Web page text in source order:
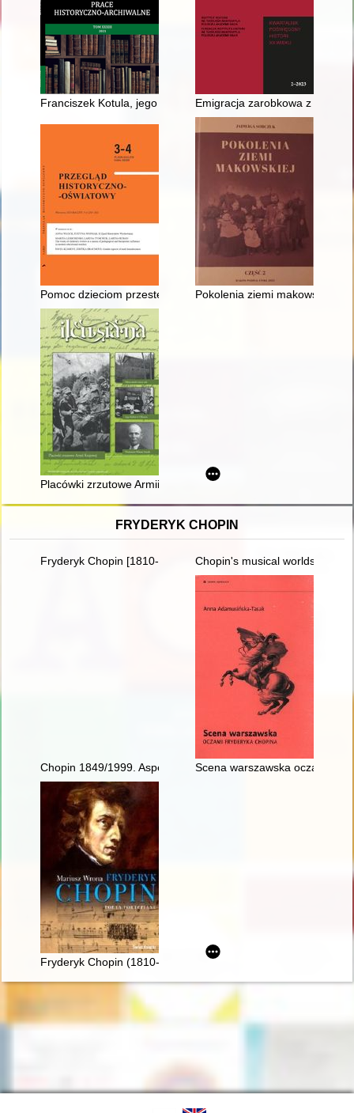
Franciszek Kotula, jego ród i rodzinaEmigracja zarobkowa z Galicji
Pomoc dzieciom przestępnym w II Rzeczypospolitej -
Pokolenia ziemi makowskiej.
Placówki zrzutowe Armii Krajowej na ziemi olkuskiej
FRYDERYK CHOPIN
Fryderyk Chopin [1810-1849] Chopin's musical worlds the
Chopin 1849/1999. Aspekte der Rezeptions- und
Scena warszawska oczami
Fryderyk Chopin (1810-1849). Poeta fortepianu